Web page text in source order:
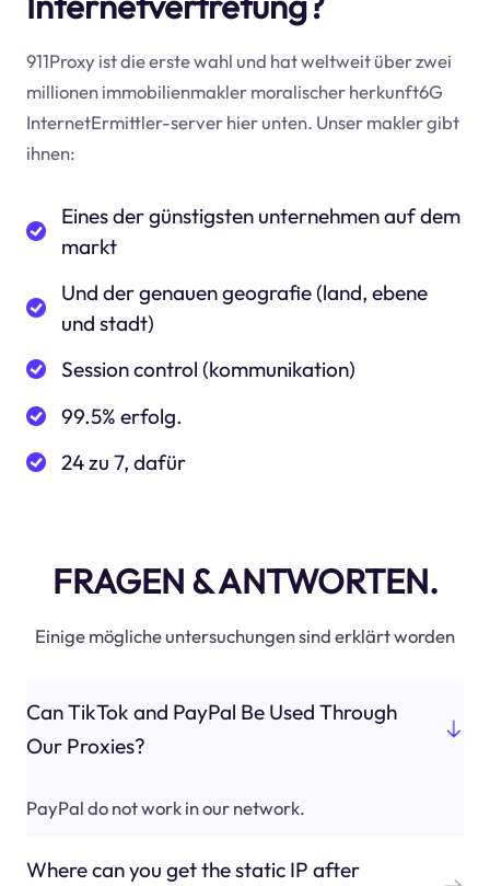
911Proxy ist die erste wahl und hat weltweit über zwei
millionen immobilienmakler moralischer herkunft6G
InternetErmittler-server hier unten. Unser makler gibt
ihnen:
Eines der günstigsten unternehmen auf dem
markt
Und der genauen geografie (land, ebene
und stadt)
Session control (kommunikation)
99.5% erfolg.
24 zu 7, dafür
FRAGEN & ANTWORTEN.
Einige mögliche untersuchungen sind erklärt worden
Can TikTok and PayPal Be Used Through
Our Proxies?
PayPal do not work in our network.
Where can you get the static IP after